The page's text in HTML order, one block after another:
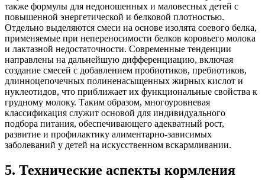
также формулы для недоношенных и маловесных детей с
повышенной энергетической и белковой плотностью.
Отдельно выделяются смеси на основе изолята соевого белка,
применяемые при непереносимости белков коровьего молока
и лактазной недостаточности. Современные тенденции
направлены на дальнейшую дифференциацию, включая
создание смесей с добавлением пробиотиков, пребиотиков,
длинноцепочечных полиненасыщенных жирных кислот и
нуклеотидов, что приближает их функциональные свойства к
грудному молоку. Таким образом, многоуровневая
классификация служит основой для индивидуального
подбора питания, обеспечивающего адекватный рост,
развитие и профилактику алиментарно-зависимых
заболеваний у детей на искусственном вскармливании.
5. Технические аспекты кормления